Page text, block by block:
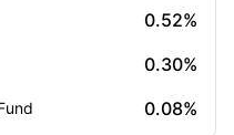
0.52%
0.30%
0.08%